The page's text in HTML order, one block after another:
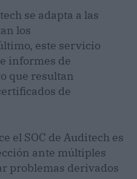
se adapta a las
los
este servicio
informes de
que resultan
de
el SOC de Auditech es
ante múltiples
problemas derivados